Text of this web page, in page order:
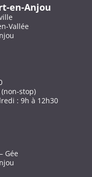
en-Anjou
Vallée
stop)
: 9h à 12h30
Gée